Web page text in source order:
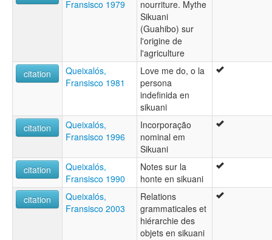
Fransisco 1979
nourriture. Mythe
Sikuani
(Guahibo) sur
l'origine de
l'agriculture
citation
Queixalós,
Fransisco 1981
Love me do, o la
persona
indefinida en
sikuani
citation
Queixalós,
Fransisco 1996
Incorporação
nominal em
Sikuani
citation
Queixalós,
Fransisco 1990
Notes sur la
honte en sikuani
citation
Queixalós,
Fransisco 2003
Relations
grammaticales et
hiérarchie des
objets en sikuani